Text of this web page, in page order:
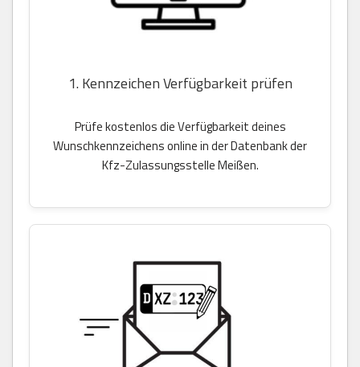
1. Kennzeichen Verfügbarkeit prüfen
Prüfe kostenlos die Verfügbarkeit deines
Wunschkennzeichens online in der Datenbank der
Kfz-Zulassungsstelle Meißen.